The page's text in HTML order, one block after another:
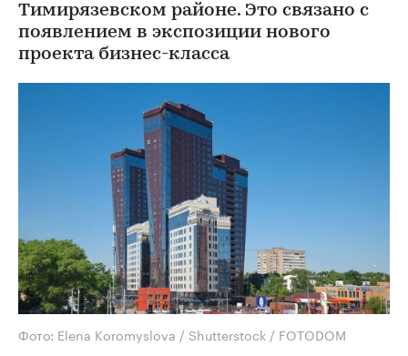
Тимирязевском районе. Это связано с
появлением в экспозиции нового
проекта бизнес-класса
Фото: Elena Koromyslova / Shutterstock / FOTODOM